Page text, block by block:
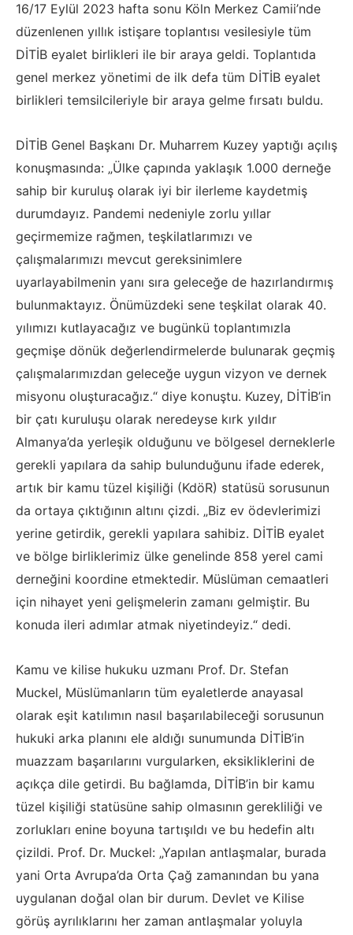
16/17 Eylül 2023 hafta sonu Köln Merkez Camii’nde
düzenlenen yıllık istişare toplantısı vesilesiyle tüm
DİTİB eyalet birlikleri ile bir araya geldi. Toplantıda
genel merkez yönetimi de ilk defa tüm DİTİB eyalet
birlikleri temsilcileriyle bir araya gelme fırsatı buldu.
DİTİB Genel Başkanı Dr. Muharrem Kuzey yaptığı açılış
konuşmasında: „Ülke çapında yaklaşık 1.000 derneğe
sahip bir kuruluş olarak iyi bir ilerleme kaydetmiş
durumdayız. Pandemi nedeniyle zorlu yıllar
geçirmemize rağmen, teşkilatlarımızı ve
çalışmalarımızı mevcut gereksinimlere
uyarlayabilmenin yanı sıra geleceğe de hazırlandırmış
bulunmaktayız. Önümüzdeki sene teşkilat olarak 40.
yılımızı kutlayacağız ve bugünkü toplantımızla
geçmişe dönük değerlendirmelerde bulunarak geçmiş
çalışmalarımızdan geleceğe uygun vizyon ve dernek
misyonu oluşturacağız.“ diye konuştu. Kuzey, DİTİB’in
bir çatı kuruluşu olarak neredeyse kırk yıldır
Almanya’da yerleşik olduğunu ve bölgesel derneklerle
gerekli yapılara da sahip bulunduğunu ifade ederek,
artık bir kamu tüzel kişiliği (KdöR) statüsü sorusunun
da ortaya çıktığının altını çizdi. „Biz ev ödevlerimizi
yerine getirdik, gerekli yapılara sahibiz. DİTİB eyalet
ve bölge birliklerimiz ülke genelinde 858 yerel cami
derneğini koordine etmektedir. Müslüman cemaatleri
için nihayet yeni gelişmelerin zamanı gelmiştir. Bu
konuda ileri adımlar atmak niyetindeyiz.“ dedi.
Kamu ve kilise hukuku uzmanı Prof. Dr. Stefan
Muckel, Müslümanların tüm eyaletlerde anayasal
olarak eşit katılımın nasıl başarılabileceği sorusunun
hukuki arka planını ele aldığı sunumunda DİTİB’in
muazzam başarılarını vurgularken, eksikliklerini de
açıkça dile getirdi. Bu bağlamda, DİTİB’in bir kamu
tüzel kişiliği statüsüne sahip olmasının gerekliliği ve
zorlukları enine boyuna tartışıldı ve bu hedefin altı
çizildi. Prof. Dr. Muckel: „Yapılan antlaşmalar, burada
yani Orta Avrupa’da Orta Çağ zamanından bu yana
uygulanan doğal olan bir durum. Devlet ve Kilise
görüş ayrılıklarını her zaman antlaşmalar yoluyla